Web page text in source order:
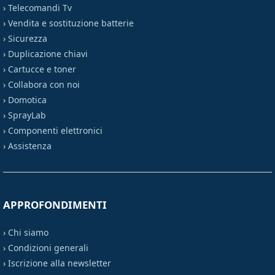
› Telecomandi Tv
› Vendita e sostituzione batterie
› Sicurezza
› Duplicazione chiavi
› Cartucce e toner
› Collabora con noi
› Domotica
› SprayLab
› Componenti elettronici
› Assistenza
APPROFONDIMENTI
› Chi siamo
› Condizioni generali
› Iscrizione alla newsletter